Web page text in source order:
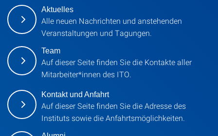
Aktuelles
Alle neuen Nachrichten und anstehenden
Veranstaltungen und Tagungen.
Team
Auf dieser Seite finden Sie die Kontakte aller
Mitarbeiter*innen des ITO.
Kontakt und Anfahrt
Auf dieser Seite finden Sie die Adresse des
Instituts sowie die Anfahrtsmöglichkeiten.